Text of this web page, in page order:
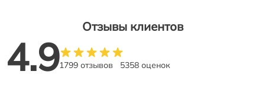
Отзывы клиентов
4.91799 отзывов 5358 оценок